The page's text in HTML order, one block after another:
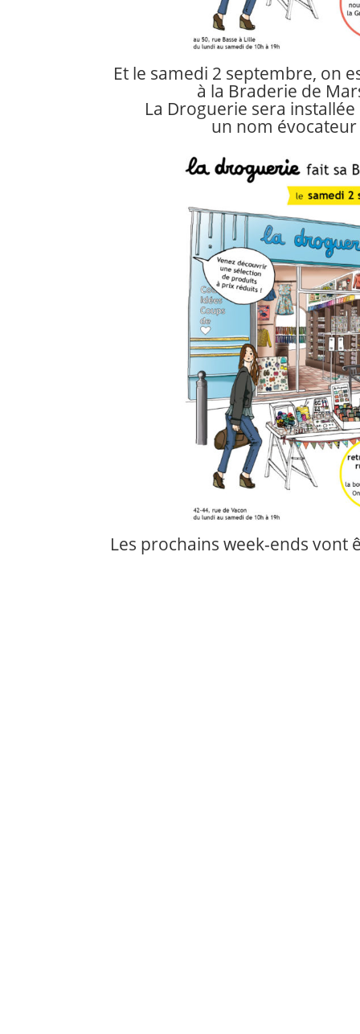
Et le samedi 2 septembre, on
à la Braderie de
La Droguerie sera
un nom
Les prochains week-ends vont